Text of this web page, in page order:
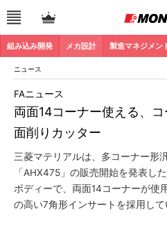
組み込み開発 メカ設計 製造マネジメン
ニュース
両面14コーナー使える、
面削りカッター
FAニュース
三菱マテリアルは、多コーナー形
「AHX475」の販売開始を発表し
ボディーで、両面14コーナーが使
の高い7角形インサートを採用して